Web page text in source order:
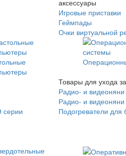
аксессуары
Игровые приставки
Геймпады
Очки виртуальной
серии
Товары для ухода
Радио- и видеоняни
Радио- и
Подогреватели для